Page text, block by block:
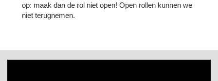
op: maak dan de rol niet open! Open rollen kunnen we
niet terugnemen.